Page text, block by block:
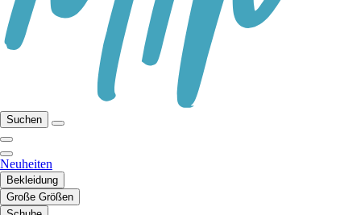
Suchen
Neuheiten
Bekleidung
Große Größen